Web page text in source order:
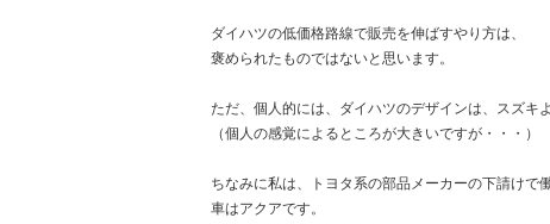
ダイハツの低価格路線で販売を伸ばすやり方は、
褒められたものではないと思います。
ただ、個人的には、ダイハツのデザインは、スズキ
（個人の感覚によるところが大きいですが・・・）
ちなみに私は、トヨタ系の部品メーカーの下請けで
車はアクアです。